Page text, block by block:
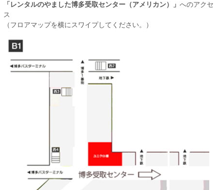
「レンタルのやました博多受取センター（アメリカン）」 へのアクセ
ス
（フロアマップを横にスワイプしてください。）